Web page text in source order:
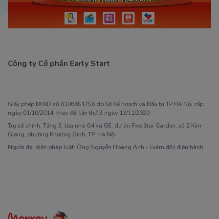
Công ty Cổ phần Early Start
Giấy phép ĐKKD số 0106651756 do Sở Kế hoạch và Đầu tư TP Hà Nội cấp
ngày 01/10/2014, thay đổi lần thứ 3 ngày 13/11/2020
Trụ sở chính: Tầng 3, tòa nhà G4 và G5, dự án Five Star Garden, số 2 Kim
Giang, phường Khương Đình, TP. Hà Nội
Người đại diện pháp luật: Ông Nguyễn Hoàng Anh - Giám đốc điều hành